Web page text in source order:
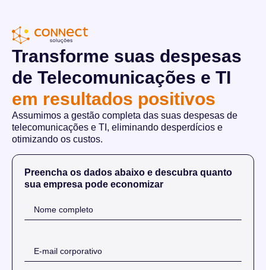
Transforme suas despesas
de Telecomunicações e TI
em resultados positivos
Assumimos a gestão completa das suas despesas de
telecomunicações e TI, eliminando desperdícios e
otimizando os custos.
Preencha os dados abaixo e descubra quanto
sua empresa pode economizar